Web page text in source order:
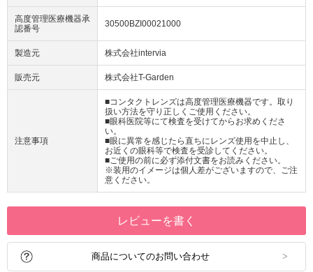
高度管理医療機器承
認番号
30500BZI00021000
製造元 株式会社intervia
販売元 株式会社T-Garden
注意事項
■コンタクトレンズは高度管理医療機器です。取り
扱い方法を守り正しくご使用ください。
■眼科医院等にて検査を受けてからお求めくださ
い。
■眼に異常を感じたら直ちにレンズ使用を中止し、
お近くの眼科等で検査を受診してください。
■ご使用の前に必ず添付文書をお読みください。
※装用のイメージは個人差がございますので、ご注
意ください。
レビューを書く
商品についてのお問い合わせ